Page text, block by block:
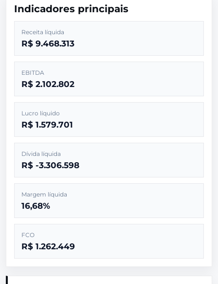
Indicadores principais
Receita líquida
R$ 9.468.313
EBITDA
R$ 2.102.802
Lucro líquido
R$ 1.579.701
Dívida líquida
R$ -3.306.598
Margem líquida
16,68%
FCO
R$ 1.262.449